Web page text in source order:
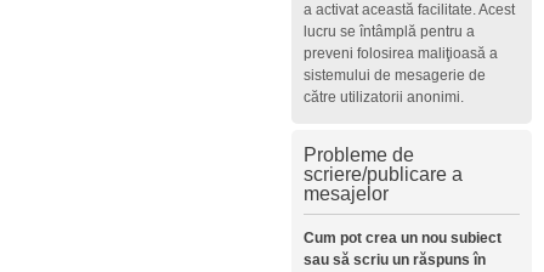
a activat această facilitate. Acest
lucru se întâmplă pentru a
preveni folosirea maliţioasă a
sistemului de mesagerie de
către utilizatorii anonimi.
Probleme de
scriere/publicare a
mesajelor
Cum pot crea un nou subiect
sau să scriu un răspuns în